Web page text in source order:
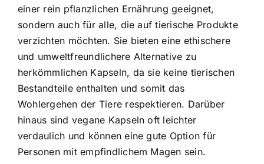
einer rein pflanzlichen Ernährung geeignet,
sondern auch für alle, die auf tierische Produkte
verzichten möchten. Sie bieten eine ethischere
und umweltfreundlichere Alternative zu
herkömmlichen Kapseln, da sie keine tierischen
Bestandteile enthalten und somit das
Wohlergehen der Tiere respektieren. Darüber
hinaus sind vegane Kapseln oft leichter
verdaulich und können eine gute Option für
Personen mit empfindlichem Magen sein.